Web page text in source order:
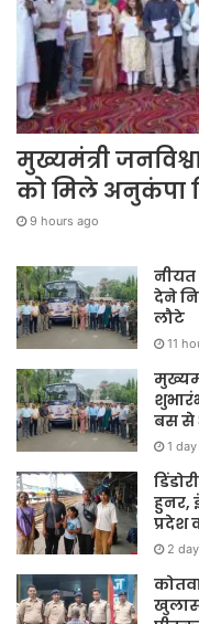
मुख्यमंत्री
को मिले अनुकंपा
9 hours ago
देने
लौटे
11
बस से
1
हुनर,
प्रदेश
2